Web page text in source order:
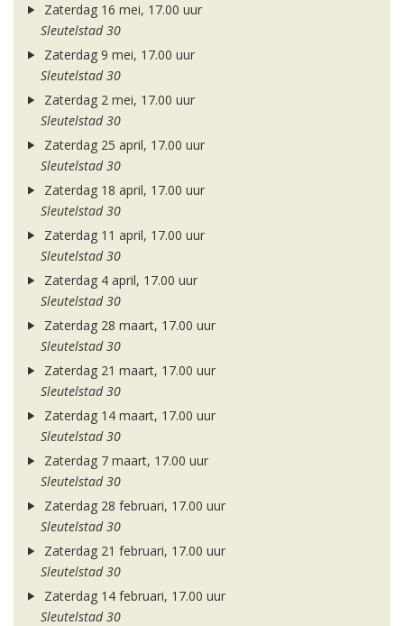
Zaterdag 16 mei, 17.00 uur
Sleutelstad 30
Zaterdag 9 mei, 17.00 uur
Sleutelstad 30
Zaterdag 2 mei, 17.00 uur
Sleutelstad 30
Zaterdag 25 april, 17.00 uur
Sleutelstad 30
Zaterdag 18 april, 17.00 uur
Sleutelstad 30
Zaterdag 11 april, 17.00 uur
Sleutelstad 30
Zaterdag 4 april, 17.00 uur
Sleutelstad 30
Zaterdag 28 maart, 17.00 uur
Sleutelstad 30
Zaterdag 21 maart, 17.00 uur
Sleutelstad 30
Zaterdag 14 maart, 17.00 uur
Sleutelstad 30
Zaterdag 7 maart, 17.00 uur
Sleutelstad 30
Zaterdag 28 februari, 17.00 uur
Sleutelstad 30
Zaterdag 21 februari, 17.00 uur
Sleutelstad 30
Zaterdag 14 februari, 17.00 uur
Sleutelstad 30